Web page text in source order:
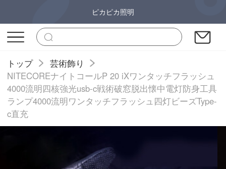
ピカピカ照明
トップ
芸術飾り
NITECOREナイトコールP 20 iXワンタッチフラッシュ
4000流明四核強光usb-c戦術破窓脱出懐中電灯防身工具
ランプ4000流明ワンタッチフラッシュ四灯ビーズType-
c直充